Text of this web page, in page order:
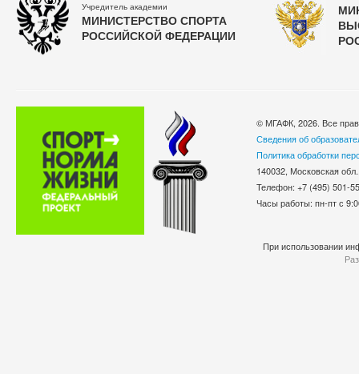
Учредитель академии
МИНИСТЕРСТВО СПОРТА
РОССИЙСКОЙ ФЕДЕРАЦИИ
© МГАФК, 2026. Все
Сведения об
Политика обработки
140032, Московская
Телефон: +7 (495)
Часы работы: пн-пт с
При использовании